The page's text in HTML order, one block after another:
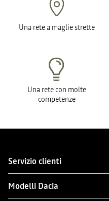
Una rete a maglie strette
Una rete con molte
competenze
Servizio clienti
Modelli Dacia